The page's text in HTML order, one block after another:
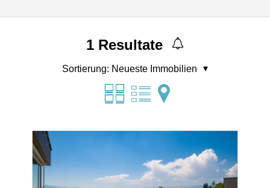
1Resultate
Sortierung: Neueste Immobilien